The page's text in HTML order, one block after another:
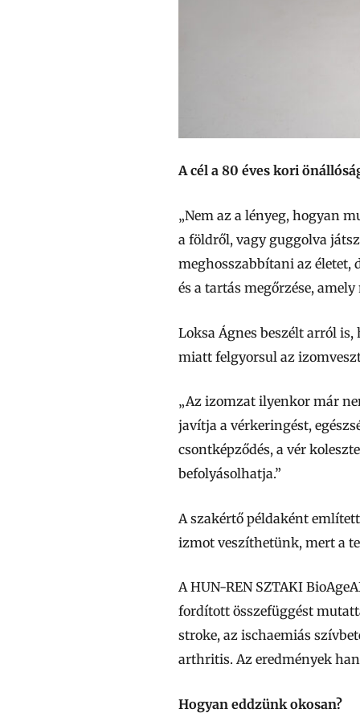
A cél a 80 éves kori
„Nem az a lényeg, hogyan
a földről, vagy guggolva
meghosszabbítani az életet,
és a tartás megőrzése,
Loksa Ágnes beszélt arról
miatt felgyorsul az
„Az izomzat ilyenkor már
javítja a vérkeringést,
csontképződés, a vér
befolyásolhatja.”
A szakértő példaként
izmot veszíthetünk, mert a
A HUN-REN SZTAKI
fordított összefüggést
stroke, az ischaemiás
arthritis. Az eredmények
Hogyan eddzünk okosan?